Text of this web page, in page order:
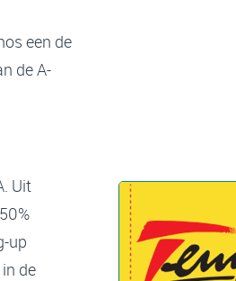
een de
de A-
Uit
up
de